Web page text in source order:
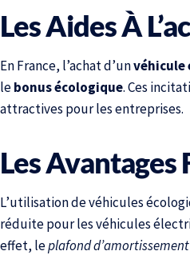
Les Aides À
En France, l’achat d’unvéhicule
lebonus écologique. Ces
attractives pour les entreprises.
Les Avantages
L’utilisation de véhicules
réduite pour les véhicules
effet, leplafond d’amortissement